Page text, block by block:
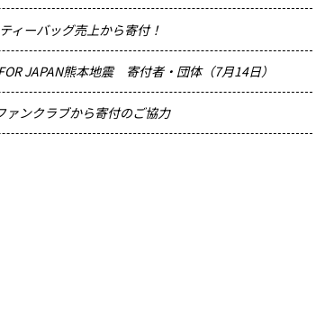
ィーバッグ売上から寄付！
JAPAN熊本地震 寄付者・団体（7月14日）
ァンクラブから寄付のご協力